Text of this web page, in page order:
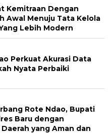
Kemitraan Dengan
Awal Menuju Tata Kelola
Lebih Modern
Perkuat Akurasi Data
Nyata Perbaiki
Rote Ndao, Bupati
Baru dengan
yang Aman dan